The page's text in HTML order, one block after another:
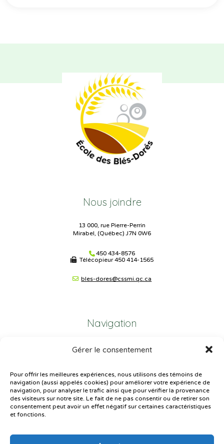
Gérer le consentement
Pour offrir les meilleures expériences, nous utilisons des témoins de
navigation (aussi appelés cookies) pour améliorer votre expérience de
navigation, pour analyser le trafic ainsi que pour vérifier la provenance
des visiteurs sur notre site. Le fait de ne pas consentir ou de retirer son
consentement peut avoir un effet négatif sur certaines caractéristiques
et fonctions.
Nous joindre
13 000, rue Pierre-Perrin
Mirabel, (Québec) J7N 0W6
450 434-8576
Télécopieur450 414-1565
bles-dores@cssmi.qc.ca
Navigation
Plan du site
Plainte – service à l’élève
Politique de confidentialité